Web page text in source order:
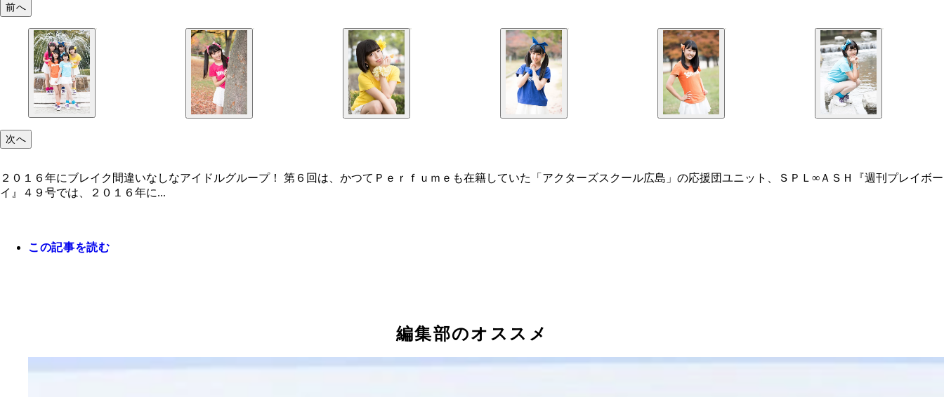
前へ
次へ
２０１６年にブレイク間違いなしなアイドルグループ！ 第６回は、かつてＰｅｒｆｕｍｅも在籍していた「アクターズスクール広島」の応援団ユニット、ＳＰＬ∞ＡＳＨ『週刊プレイボー
イ』４９号では、２０１６年に...
この記事を読む
編集部のオススメ